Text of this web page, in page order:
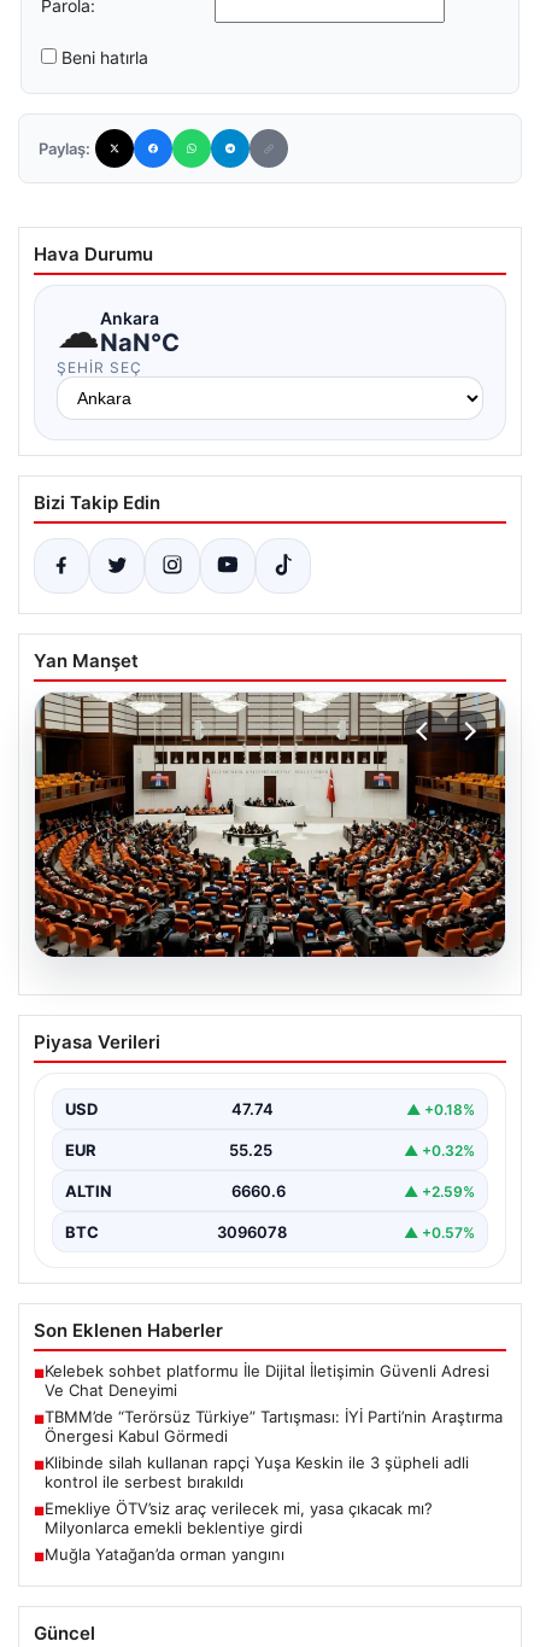
Parola:
Beni hatırla
Paylaş:
Hava Durumu
☁Ankara
NaN°C
ŞEHIR SEÇ
Bizi Takip Edin
Yan Manşet
07.08.2026
TBMM’de “Terörsüz Türkiye”
Tartışması: İYİ Parti’nin Araştırma
Türkiye Büyük Millet Meclisi Genel Kurulu'nda, İYİ Parti
Piyasa Verileri
USD 47.74 ▲ +0.18%
EUR 55.25 ▲ +0.32%
ALTIN 6660.6 ▲ +2.59%
BTC 3096078 ▲ +0.57%
Son Eklenen Haberler
■Kelebek sohbet platformu İle Dijital İletişimin Güvenli Adresi
Ve Chat Deneyimi
■TBMM’de “Terörsüz Türkiye” Tartışması: İYİ Parti’nin Araştırma
Önergesi Kabul Görmedi
■Klibinde silah kullanan rapçi Yuşa Keskin ile 3 şüpheli adli
kontrol ile serbest bırakıldı
■Emekliye ÖTV’siz araç verilecek mi, yasa çıkacak mı?
Milyonlarca emekli beklentiye girdi
■Muğla Yatağan’da orman yangını
Güncel